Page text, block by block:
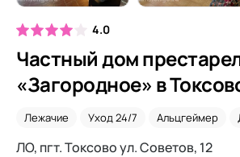
4.0
Частный дом
«Загородное» в
Лежачие Уход 24/7 Альцгеймер
ЛО, пгт. Токсово ул. Советов, 12